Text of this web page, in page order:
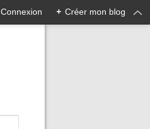
Connexion + Créer mon blog